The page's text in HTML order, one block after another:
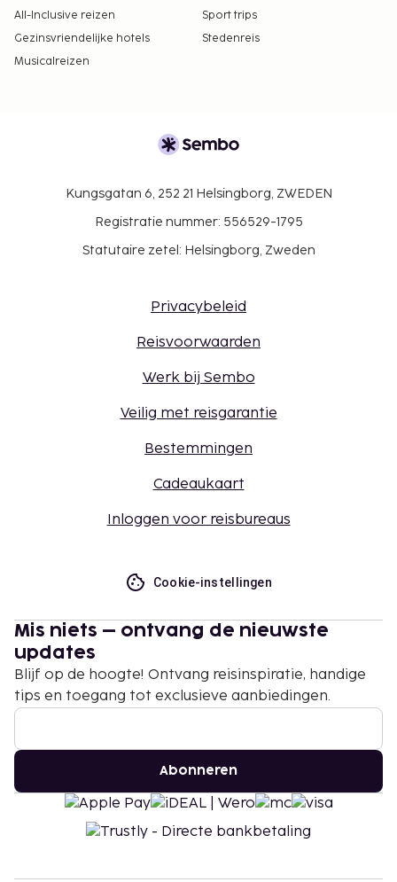
All-Inclusive reizen
Sport trips
Gezinsvriendelijke hotels
Stedenreis
Musicalreizen
Kungsgatan 6, 252 21 Helsingborg, ZWEDEN
Registratie nummer: 556529-1795
Statutaire zetel: Helsingborg, Zweden
Privacybeleid
Reisvoorwaarden
Werk bij Sembo
Veilig met reisgarantie
Bestemmingen
Cadeaukaart
Inloggen voor reisbureaus
Cookie-instellingen
Mis niets – ontvang de nieuwste
updates
Blijf op de hoogte! Ontvang reisinspiratie, handige
tips en toegang tot exclusieve aanbiedingen.
Abonneren